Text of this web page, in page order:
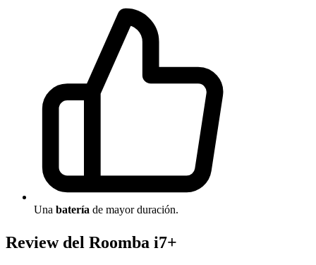
Una batería de mayor duración.
Review del Roomba i7+